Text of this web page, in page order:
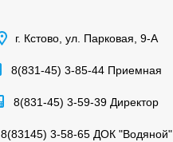
г. Кстово, ул. Парковая, 9-А
8(831-45) 3-85-44 Приемная
8(831-45) 3-59-39 Директор
8(83145) 3-58-65 ДОК "Водяной"